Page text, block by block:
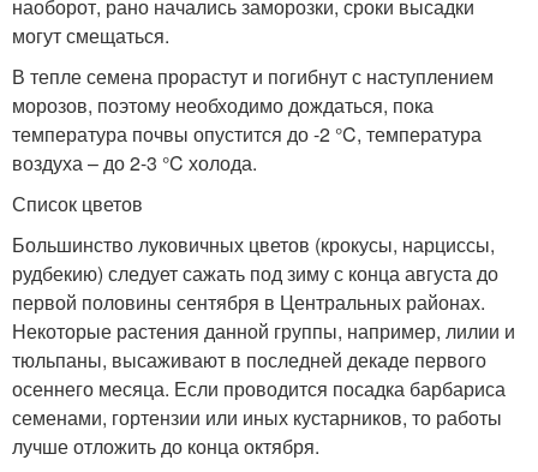
наоборот, рано начались заморозки, сроки высадки
могут смещаться.
В тепле семена прорастут и погибнут с наступлением
морозов, поэтому необходимо дождаться, пока
температура почвы опустится до -2 °C, температура
воздуха – до 2-3 °C холода.
Список цветов
Большинство луковичных цветов (крокусы, нарциссы,
рудбекию) следует сажать под зиму с конца августа до
первой половины сентября в Центральных районах.
Некоторые растения данной группы, например, лилии и
тюльпаны, высаживают в последней декаде первого
осеннего месяца. Если проводится посадка барбариса
семенами, гортензии или иных кустарников, то работы
лучше отложить до конца октября.